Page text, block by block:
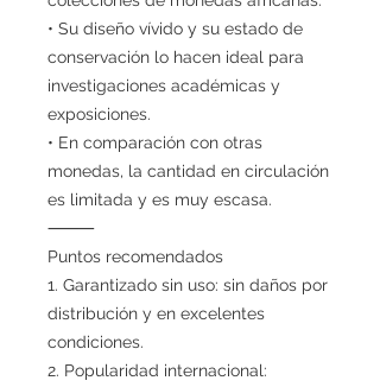
• Su diseño vívido y su estado de
conservación lo hacen ideal para
investigaciones académicas y
exposiciones.
• En comparación con otras
monedas, la cantidad en circulación
es limitada y es muy escasa.
⸻
Puntos recomendados
1. Garantizado sin uso: sin daños por
distribución y en excelentes
condiciones.
2. Popularidad internacional: